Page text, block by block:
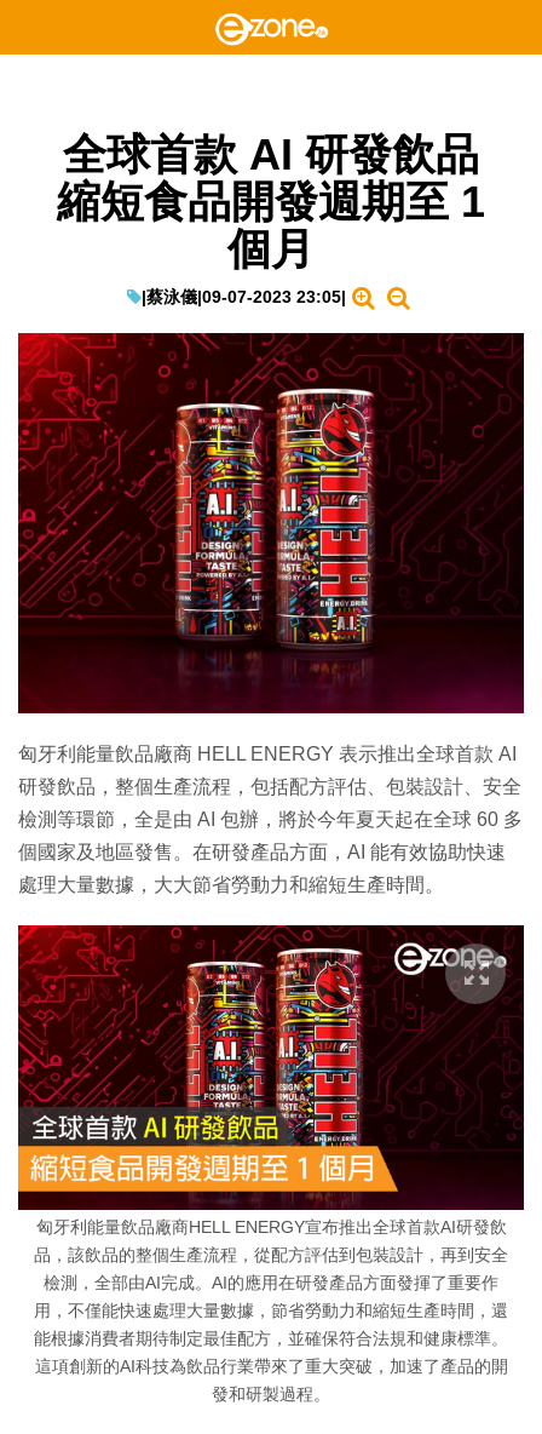
全球首款 AI 研發飲品
縮短食品開發週期至 1
個月
|蔡泳儀|09-07-2023 23:05|
匈牙利能量飲品廠商 HELL ENERGY 表示推出全球首款 AI
研發飲品，整個生產流程，包括配方評估、包裝設計、安全
檢測等環節，全是由 AI 包辦，將於今年夏天起在全球 60 多
個國家及地區發售。在研發產品方面，AI 能有效協助快速
處理大量數據，大大節省勞動力和縮短生產時間。
匈牙利能量飲品廠商HELL ENERGY宣布推出全球首款AI研發飲
品，該飲品的整個生產流程，從配方評估到包裝設計，再到安全
檢測，全部由AI完成。AI的應用在研發產品方面發揮了重要作
用，不僅能快速處理大量數據，節省勞動力和縮短生產時間，還
能根據消費者期待制定最佳配方，並確保符合法規和健康標準。
這項創新的AI科技為飲品行業帶來了重大突破，加速了產品的開
發和研製過程。